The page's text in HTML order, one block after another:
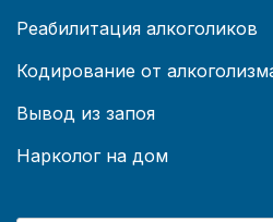
Реабилитация алкоголиков
Кодирование от
Вывод из запоя
Нарколог на дом